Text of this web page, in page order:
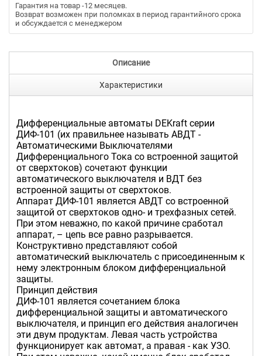
Гарантия на товар -12 месяцев.
Возврат возможен при поломках в период гарантийного срока
и обсуждается с менеджером
Описание
Характеристики
Дифференциальные автоматы DEKraft серии
ДИФ-101 (их правильнее называть АВДТ -
Автоматическими Выключателями
Дифференциального Тока со встроенной защитой
от сверхтоков) сочетают функции
автоматического выключателя и ВДТ без
встроенной защиты от сверхтоков.
Аппарат ДИФ-101 является АВДТ со встроенной
защитой от сверхтоков одно- и трехфазных сетей.
При этом неважно, по какой причине сработал
аппарат, – цепь все равно разрывается.
Конструктивно представляют собой
автоматический выключатель с присоединенным к
нему электронным блоком дифференциальной
защиты.
Принцип действия
ДИФ-101 является сочетанием блока
дифференциальной защиты и автоматического
выключателя, и принцип его действия аналогичен
эти двум продуктам. Левая часть устройства
функционирует как автомат, а правая - как УЗО.